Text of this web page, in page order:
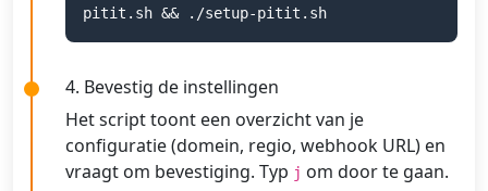
pitit.sh && ./setup-pitit.sh
4. Bevestig de instellingen
Het script toont een overzicht van je
configuratie (domein, regio, webhook URL) en
vraagt om bevestiging. Typ j om door te gaan.